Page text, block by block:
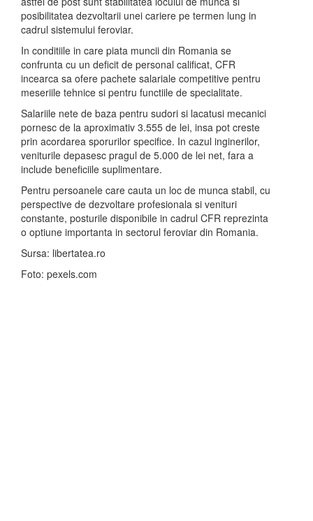
posibilitatea dezvoltarii unei cariere pe termen lung in
cadrul sistemului feroviar.
In conditiile in care piata muncii din Romania se
confrunta cu un deficit de personal calificat, CFR
incearca sa ofere pachete salariale competitive pentru
meseriile tehnice si pentru functiile de specialitate.
Salariile nete de baza pentru sudori si lacatusi mecanici
pornesc de la aproximativ 3.555 de lei, insa pot creste
prin acordarea sporurilor specifice. In cazul inginerilor,
veniturile depasesc pragul de 5.000 de lei net, fara a
include beneficiile suplimentare.
Pentru persoanele care cauta un loc de munca stabil, cu
perspective de dezvoltare profesionala si venituri
constante, posturile disponibile in cadrul CFR reprezinta
o optiune importanta in sectorul feroviar din Romania.
Sursa: libertatea.ro
Foto: pexels.com